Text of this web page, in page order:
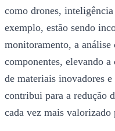
como drones,
exemplo, estão sendo
monitoramento, a análise
componentes, elevando
de materiais inovadores
contribui para a redução
cada vez mais valorizado